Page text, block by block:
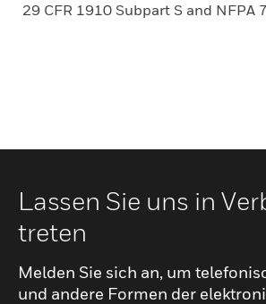
29 CFR 1910 Subpart S and NFPA
Lassen Sie uns in
treten
Melden Sie sich an, um
und andere Formen der